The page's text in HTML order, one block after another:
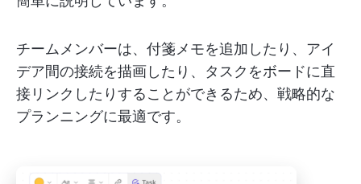
チームメンバーは、付箋メモを追加したり、アイ
デア間の接続を描画したり、タスクをボードに直
接リンクしたりすることができるため、戦略的な
プランニングに最適です。